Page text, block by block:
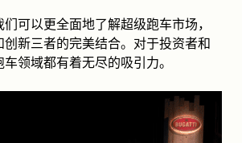
可以更全面地了解超级跑车市场，
新三者的完美结合。对于投资者和
领域都有着无尽的吸引力。